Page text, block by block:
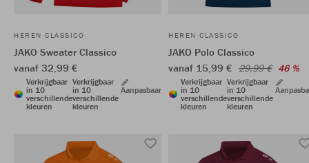
HEREN CLASSICO
JAKO Sweater Classico
vanaf 32,99 €
Verkrijgbaar
in 10
verschillende
kleuren
Verkrijgbaar
in 10
verschillende
kleuren
Aanpasbaar
HEREN CLASSICO
JAKO Polo Classico
vanaf 15,99 € 29,99 € 46 %
Verkrijgbaar
in 10
verschillende
kleuren
Verkrijgbaar
in 10
verschillende
kleuren